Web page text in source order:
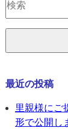
最近の投稿
里親様にご
形で公開し